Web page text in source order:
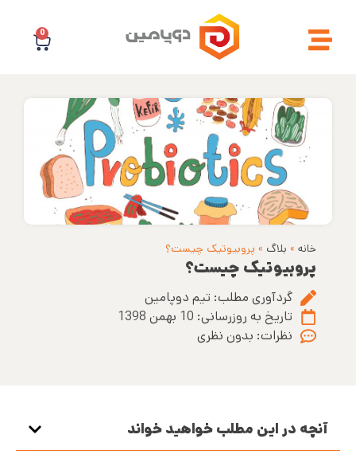
0
خانه » بلاگ » پروبیوتیک چیست؟
پروبیوتیک چیست؟
گردآوری مطلب: تیم دوپامین
تاریخ به روزرسانی: 10 بهمن 1398
نظرات: بدون نظری
آنچه در این مطلب خواهید خواند